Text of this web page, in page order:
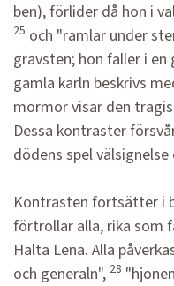
ben), förlider då hon i
25 och "ramlar under
gravsten; hon faller i en
gamla karln beskrivs
mormor visar den
Dessa kontraster
dödens spel
Kontrasten fortsätter i
förtrollar alla, rika som
Halta Lena. Alla
och generaln", 28